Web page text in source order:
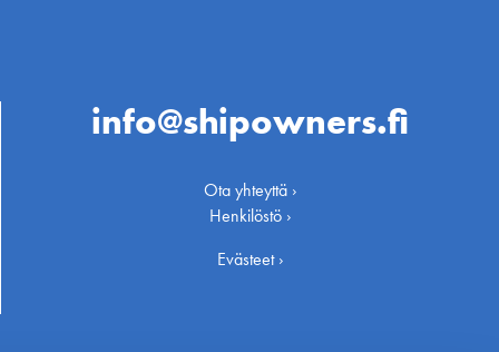
info@shipowners.fi
Ota yhteyttä ›
Henkilöstö ›
Evästeet ›